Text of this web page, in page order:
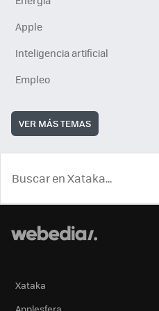
Apple
Inteligencia artificial
Empleo
VER MÁS TEMAS
Xataka
Applesfera